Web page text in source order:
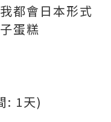
都會日本形式
蛋糕
: 1天)